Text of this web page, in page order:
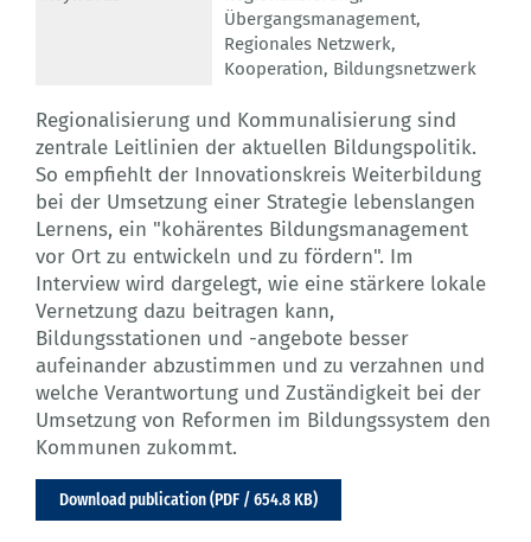
Übergangsmanagement,
Regionales Netzwerk,
Kooperation, Bildungsnetzwerk
Regionalisierung und Kommunalisierung sind
zentrale Leitlinien der aktuellen Bildungspolitik.
So empfiehlt der Innovationskreis Weiterbildung
bei der Umsetzung einer Strategie lebenslangen
Lernens, ein "kohärentes Bildungsmanagement
vor Ort zu entwickeln und zu fördern". Im
Interview wird dargelegt, wie eine stärkere lokale
Vernetzung dazu beitragen kann,
Bildungsstationen und -angebote besser
aufeinander abzustimmen und zu verzahnen und
welche Verantwortung und Zuständigkeit bei der
Umsetzung von Reformen im Bildungssystem den
Kommunen zukommt.
Download publication (PDF / 654.8 KB)